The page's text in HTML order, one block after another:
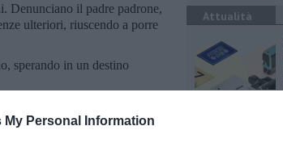
My Personal Information
Denunciano il padre padrone,
ulteriori, riuscendo a porre
sperando in un destino
Attualità